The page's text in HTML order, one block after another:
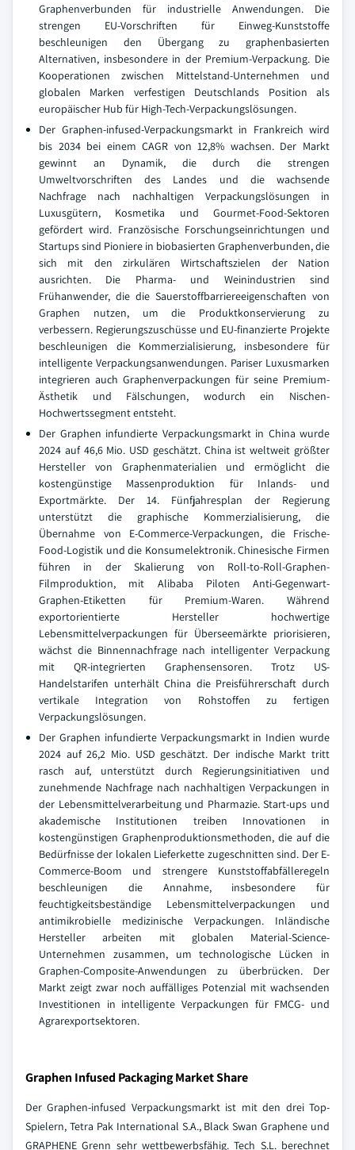
Graphenverbunden für industrielle Anwendungen. Die
strengen EU-Vorschriften für Einweg-Kunststoffe
beschleunigen den Übergang zu graphenbasierten
Alternativen, insbesondere in der Premium-Verpackung. Die
Kooperationen zwischen Mittelstand-Unternehmen und
globalen Marken verfestigen Deutschlands Position als
europäischer Hub für High-Tech-Verpackungslösungen.
Der Graphen-infused-Verpackungsmarkt in Frankreich wird
bis 2034 bei einem CAGR von 12,8% wachsen. Der Markt
gewinnt an Dynamik, die durch die strengen
Umweltvorschriften des Landes und die wachsende
Nachfrage nach nachhaltigen Verpackungslösungen in
Luxusgütern, Kosmetika und Gourmet-Food-Sektoren
gefördert wird. Französische Forschungseinrichtungen und
Startups sind Pioniere in biobasierten Graphenverbunden, die
sich mit den zirkulären Wirtschaftszielen der Nation
ausrichten. Die Pharma- und Weinindustrien sind
Frühanwender, die die Sauerstoffbarriereeigenschaften von
Graphen nutzen, um die Produktkonservierung zu
verbessern. Regierungszuschüsse und EU-finanzierte Projekte
beschleunigen die Kommerzialisierung, insbesondere für
intelligente Verpackungsanwendungen. Pariser Luxusmarken
integrieren auch Graphenverpackungen für seine Premium-
Ästhetik und Fälschungen, wodurch ein Nischen-
Hochwertssegment entsteht.
Der Graphen infundierte Verpackungsmarkt in China wurde
2024 auf 46,6 Mio. USD geschätzt. China ist weltweit größter
Hersteller von Graphenmaterialien und ermöglicht die
kostengünstige Massenproduktion für Inlands- und
Exportmärkte. Der 14. Fünfjahresplan der Regierung
unterstützt die graphische Kommerzialisierung, die
Übernahme von E-Commerce-Verpackungen, die Frische-
Food-Logistik und die Konsumelektronik. Chinesische Firmen
führen in der Skalierung von Roll-to-Roll-Graphen-
Filmproduktion, mit Alibaba Piloten Anti-Gegenwart-
Graphen-Etiketten für Premium-Waren. Während
exportorientierte Hersteller hochwertige
Lebensmittelverpackungen für Überseemärkte priorisieren,
wächst die Binnennachfrage nach intelligenter Verpackung
mit QR-integrierten Graphensensoren. Trotz US-
Handelstarifen unterhält China die Preisführerschaft durch
vertikale Integration von Rohstoffen zu fertigen
Verpackungslösungen.
Der Graphen infundierte Verpackungsmarkt in Indien wurde
2024 auf 26,2 Mio. USD geschätzt. Der indische Markt tritt
rasch auf, unterstützt durch Regierungsinitiativen und
zunehmende Nachfrage nach nachhaltigen Verpackungen in
der Lebensmittelverarbeitung und Pharmazie. Start-ups und
akademische Institutionen treiben Innovationen in
kostengünstigen Graphenproduktionsmethoden, die auf die
Bedürfnisse der lokalen Lieferkette zugeschnitten sind. Der E-
Commerce-Boom und strengere Kunststoffabfälleregeln
beschleunigen die Annahme, insbesondere für
feuchtigkeitsbeständige Lebensmittelverpackungen und
antimikrobielle medizinische Verpackungen. Inländische
Hersteller arbeiten mit globalen Material-Science-
Unternehmen zusammen, um technologische Lücken in
Graphen-Composite-Anwendungen zu überbrücken. Der
Markt zeigt zwar noch auffälliges Potenzial mit wachsenden
Investitionen in intelligente Verpackungen für FMCG- und
Agrarexportsektoren.
Graphen Infused Packaging Market Share
Der Graphen-infused Verpackungsmarkt ist mit den drei Top-
Spielern, Tetra Pak International S.A., Black Swan Graphene und
GRAPHENE Grenn sehr wettbewerbsfähig. Tech S.L. berechnet